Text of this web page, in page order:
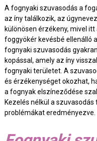
A fognyaki szuvasodás a
az íny találkozik, az
különösen érzékeny, mivel
foggyökér kevésbé ellenálló
fognyaki szuvasodás
kopással, amely az íny
fognyaki területet. A
és érzékenységet okozhat,
a fognyak elszíneződése
Kezelés nélkül a
problémákat eredményezve.